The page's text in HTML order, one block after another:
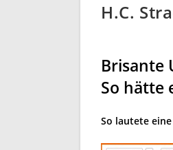
H.C.
Brisante
So hätte
So lautete